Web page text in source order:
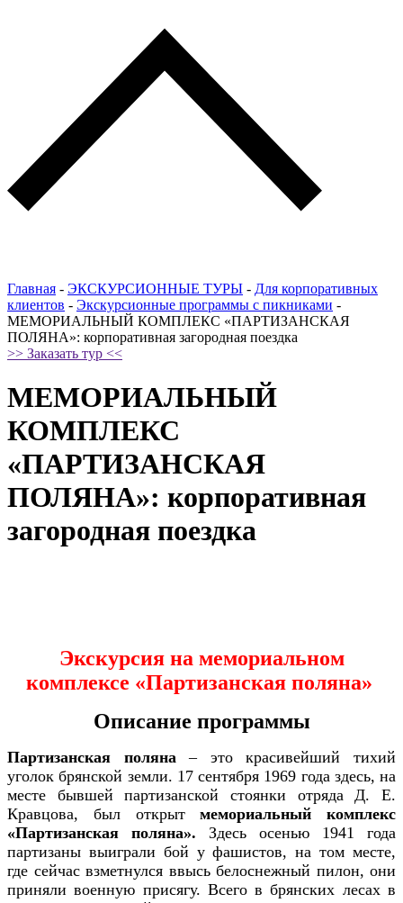
Главная - ЭКСКУРСИОННЫЕ ТУРЫ - Для корпоративных
клиентов - Экскурсионные программы с пикниками -
МЕМОРИАЛЬНЫЙ КОМПЛЕКС «ПАРТИЗАНСКАЯ
ПОЛЯНА»: корпоративная загородная поездка
>> Заказать тур <<
МЕМОРИАЛЬНЫЙ
КОМПЛЕКС
«ПАРТИЗАНСКАЯ
ПОЛЯНА»: корпоративная
загородная поездка
Экскурсия на мемориальном
комплексе «Партизанская поляна»
Описание программы
Партизанская поляна – это красивейший тихий
уголок брянской земли. 17 сентября 1969 года здесь, на
месте бывшей партизанской стоянки отряда Д. Е.
Кравцова, был открытмемориальный комплекс
«Партизанская поляна». Здесь осенью 1941 года
партизаны выиграли бой у фашистов, на том месте,
где сейчас взметнулся ввысь белоснежный пилон, они
приняли военную присягу. Всего в брянских лесах в